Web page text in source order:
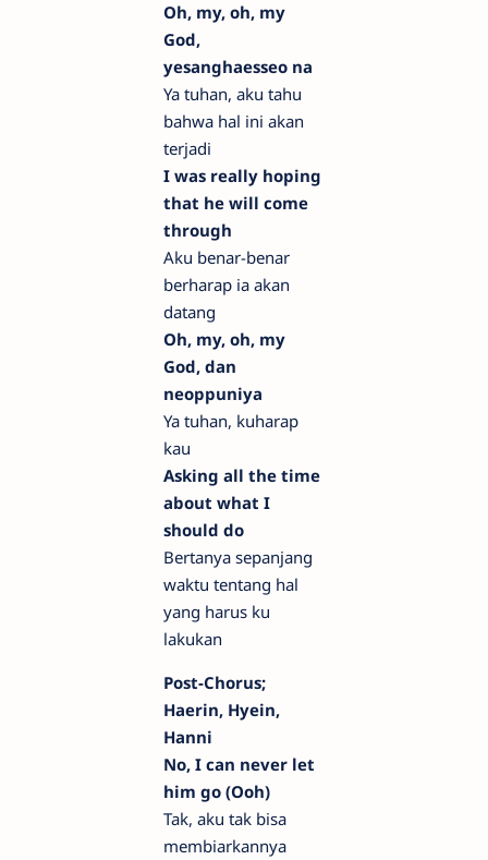
Oh, my, oh, my
God,
yesanghaesseo na
Ya tuhan, aku tahu
bahwa hal ini akan
terjadi
I was really hoping
that he will come
through
Aku benar-benar
berharap ia akan
datang
Oh, my, oh, my
God, dan
neoppuniya
Ya tuhan, kuharap
kau
Asking all the time
about what I
should do
Bertanya sepanjang
waktu tentang hal
yang harus ku
lakukan
Post-Chorus;
Haerin, Hyein,
Hanni
No, I can never let
him go (Ooh)
Tak, aku tak bisa
membiarkannya